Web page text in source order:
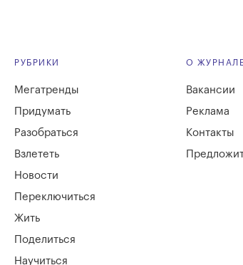
РУБРИКИ
Мегатренды
Придумать
Разобраться
Взлететь
Новости
Переключиться
Жить
Поделиться
Научиться
О ЖУРНАЛЕ
Вакансии
Реклама
Контакты